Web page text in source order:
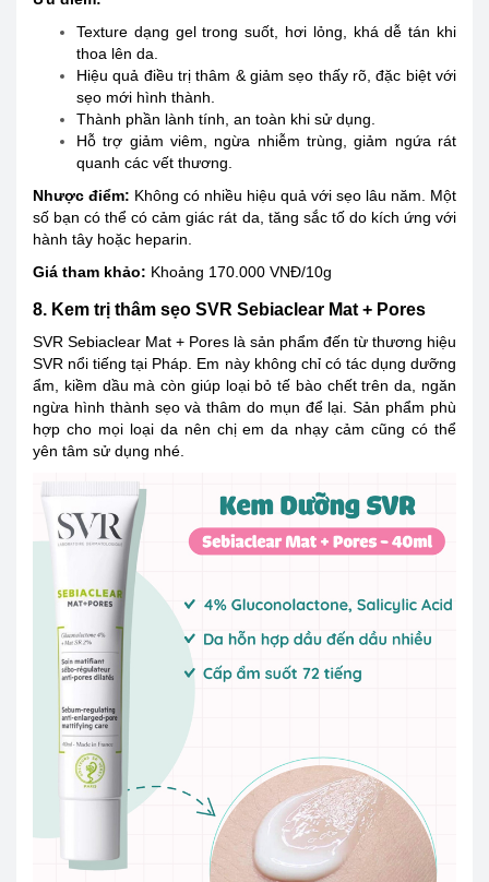
Texture dạng gel trong suốt, hơi lỏng, khá dễ tán khi
thoa lên da.
Hiệu quả điều trị thâm & giảm sẹo thấy rõ, đặc biệt với
sẹo mới hình thành.
Thành phần lành tính, an toàn khi sử dụng.
Hỗ trợ giảm viêm, ngừa nhiễm trùng, giảm ngứa rát
quanh các vết thương.
Nhược điểm: Không có nhiều hiệu quả với sẹo lâu năm. Một
số bạn có thể có cảm giác rát da, tăng sắc tố do kích ứng với
hành tây hoặc heparin.
Giá tham khảo: Khoảng 170.000 VNĐ/10g
8. Kem trị thâm sẹo SVR Sebiaclear Mat + Pores
SVR Sebiaclear Mat + Pores là sản phẩm đến từ thương hiệu
SVR nổi tiếng tại Pháp. Em này không chỉ có tác dụng dưỡng
ẩm, kiềm dầu mà còn giúp loại bỏ tế bào chết trên da, ngăn
ngừa hình thành sẹo và thâm do mụn để lại. Sản phẩm phù
hợp cho mọi loại da nên chị em da nhạy cảm cũng có thể
yên tâm sử dụng nhé.